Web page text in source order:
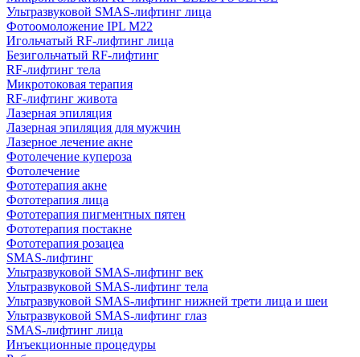
Ультразвуковой SMAS-лифтинг лица
Фотоомоложение IPL M22
Игольчатый RF-лифтинг лица
Безигольчатый RF-лифтинг
RF-лифтинг тела
Микротоковая терапия
RF-лифтинг живота
Лазерная эпиляция
Лазерная эпиляция для мужчин
Лазерное лечение акне
Фотолечение купероза
Фотолечение
Фототерапия акне
Фототерапия лица
Фототерапия пигментных пятен
Фототерапия постакне
Фототерапия розацеа
SMAS-лифтинг
Ультразвуковой SMAS-лифтинг век
Ультразвуковой SMAS-лифтинг тела
Ультразвуковой SMAS-лифтинг нижней трети лица и шеи
Ультразвуковой SMAS-лифтинг глаз
SMAS-лифтинг лица
Инъекционные процедуры